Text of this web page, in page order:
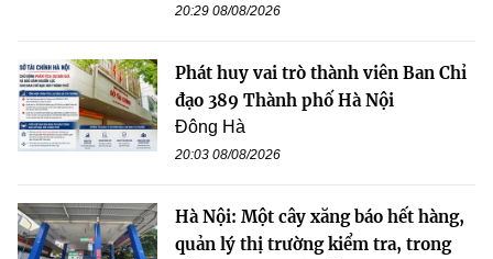
20:29 08/08/2026
Phát huy vai trò thành viên Ban Chỉ
đạo 389 Thành phố Hà Nội
Đông Hà
20:03 08/08/2026
Hà Nội: Một cây xăng báo hết hàng,
quản lý thị trường kiểm tra, trong